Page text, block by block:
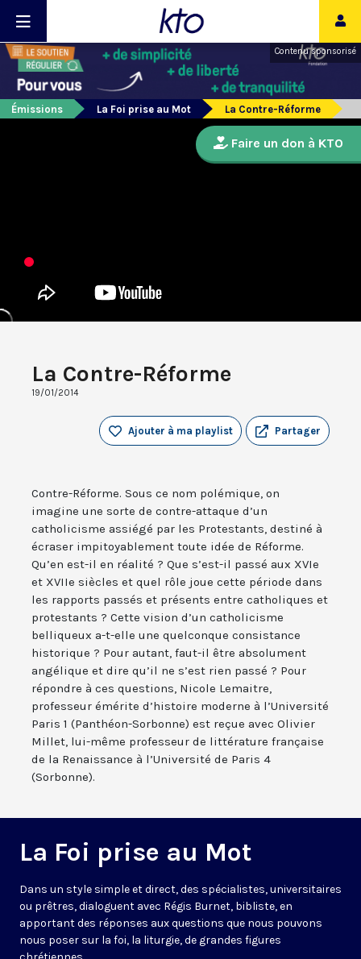
Contenu sponsorisé
Émissions La Foi prise au Mot La Contre-Réforme
La Contre-Réforme
19/01/2014
Partager
Ajouter à ma playlist
Contre-Réforme. Sous ce nom polémique, on
imagine une sorte de contre-attaque d’un
catholicisme assiégé par les Protestants, destiné à
écraser impitoyablement toute idée de Réforme.
Qu’en est-il en réalité ? Que s’est-il passé aux XVIe
et XVIIe siècles et quel rôle joue cette période dans
les rapports passés et présents entre catholiques et
protestants ? Cette vision d’un catholicisme
belliqueux a-t-elle une quelconque consistance
historique ? Pour autant, faut-il être absolument
angélique et dire qu’il ne s’est rien passé ? Pour
répondre à ces questions, Nicole Lemaitre,
professeur émérite d’histoire moderne à l’Université
Paris 1 (Panthéon-Sorbonne) est reçue avec Olivier
Millet, lui-même professeur de littérature française
de la Renaissance à l’Université de Paris 4
(Sorbonne).
La Foi prise au Mot
Dans un style simple et direct, des spécialistes, universitaires
ou prêtres, dialoguent avec Régis Burnet, bibliste, en
apportant des réponses aux questions que nous pouvons
nous poser sur la foi, la liturgie, de grandes figures
Faire un don à KTO